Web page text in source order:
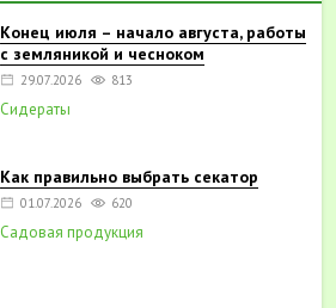
Конец июля – начало августа, работы
с земляникой и чесноком
29.07.2026 813
Сидераты
Как правильно выбрать секатор
01.07.2026 620
Садовая продукция